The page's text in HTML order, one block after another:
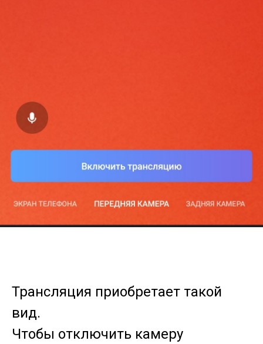
Трансляция приобретает такой
вид.
Чтобы отключить камеру